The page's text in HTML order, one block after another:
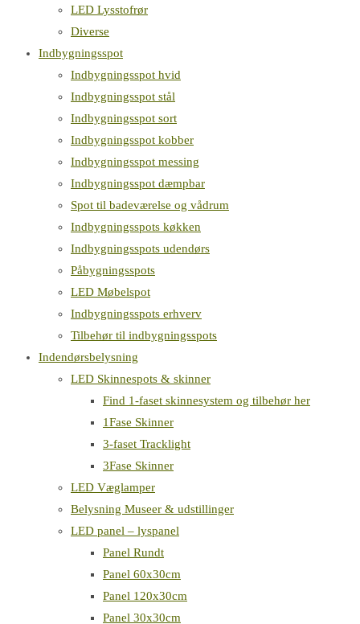
LED Lysstofrør
Diverse
Indbygningsspot
Indbygningsspot hvid
Indbygningsspot stål
Indbygningsspot sort
Indbygningsspot kobber
Indbygningsspot messing
Indbygningsspot dæmpbar
Spot til badeværelse og vådrum
Indbygningsspots køkken
Indbygningsspots udendørs
Påbygningsspots
LED Møbelspot
Indbygningsspots erhverv
Tilbehør til indbygningsspots
Indendørsbelysning
LED Skinnespots & skinner
Find 1-faset skinnesystem og tilbehør her
1Fase Skinner
3-faset Tracklight
3Fase Skinner
LED Væglamper
Belysning Museer & udstillinger
LED panel – lyspanel
Panel Rundt
Panel 60x30cm
Panel 120x30cm
Panel 30x30cm